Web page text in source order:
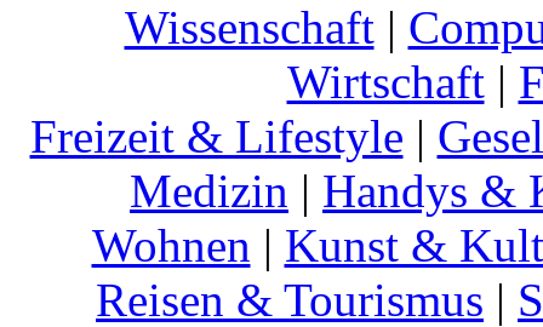
Wissenschaft|
Wirtschaft|
Freizeit & Lifestyle |
Medizin | Handys &
Wohnen | Kunst &
Reisen & Tourismus |